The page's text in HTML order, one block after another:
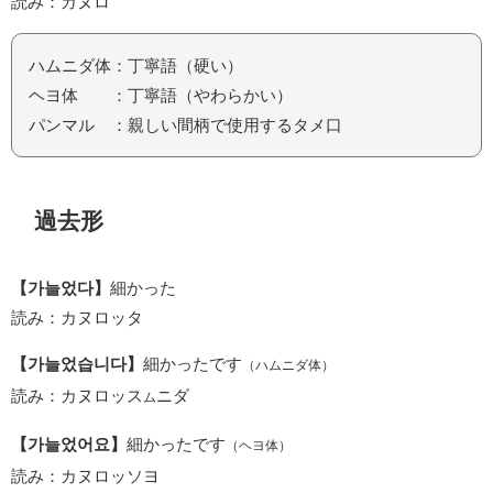
ハムニダ体：丁寧語（硬い）
ヘヨ体 ：丁寧語（やわらかい）
パンマル ：親しい間柄で使用するタメ口
過去形
【가늘었다】 細かった
読み：カヌロッタ
【가늘었습니다】 細かったです （ハムニダ体）
読み：カヌロッス ム ニダ
【가늘었어요】 細かったです （ヘヨ体）
読み：カヌロッソヨ